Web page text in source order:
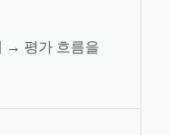
평가 흐름을